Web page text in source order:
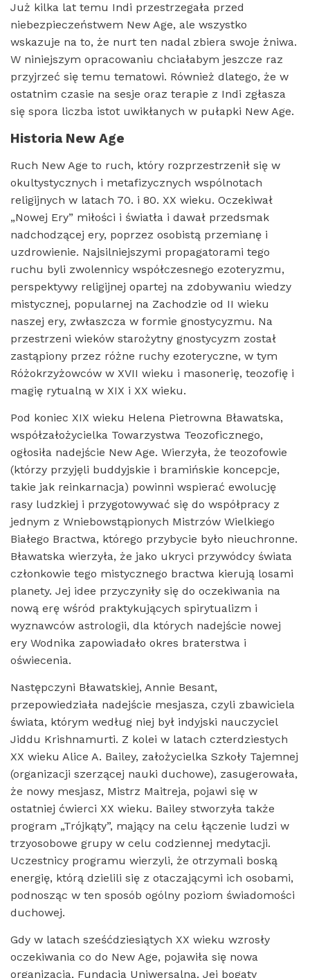
Już kilka lat temu Indi przestrzegała przed
niebezpieczeństwem New Age, ale wszystko
wskazuje na to, że nurt ten nadal zbiera swoje żniwa.
W niniejszym opracowaniu chciałabym jeszcze raz
przyjrzeć się temu tematowi. Również dlatego, że w
ostatnim czasie na sesje oraz terapie z Indi zgłasza
się spora liczba istot uwikłanych w pułapki New Age.
Historia New Age
Ruch New Age to ruch, który rozprzestrzenił się w
okultystycznych i metafizycznych wspólnotach
religijnych w latach 70. i 80. XX wieku. Oczekiwał
„Nowej Ery” miłości i światła i dawał przedsmak
nadchodzącej ery, poprzez osobistą przemianę i
uzdrowienie. Najsilniejszymi propagatorami tego
ruchu byli zwolennicy współczesnego ezoteryzmu,
perspektywy religijnej opartej na zdobywaniu wiedzy
mistycznej, popularnej na Zachodzie od II wieku
naszej ery, zwłaszcza w formie gnostycyzmu. Na
przestrzeni wieków starożytny gnostycyzm został
zastąpiony przez różne ruchy ezoteryczne, w tym
Różokrzyżowców w XVII wieku i masonerię, teozofię i
magię rytualną w XIX i XX wieku.
Pod koniec XIX wieku Helena Pietrowna Bławatska,
współzałożycielka Towarzystwa Teozoficznego,
ogłosiła nadejście New Age. Wierzyła, że ​​teozofowie
(którzy przyjęli buddyjskie i bramińskie koncepcje,
takie jak reinkarnacja) powinni wspierać ewolucję
rasy ludzkiej i przygotowywać się do współpracy z
jednym z Wniebowstąpionych Mistrzów Wielkiego
Białego Bractwa, którego przybycie było nieuchronne.
Bławatska wierzyła, że ​​jako ukryci przywódcy świata
członkowie tego mistycznego bractwa kierują losami
planety. Jej idee przyczyniły się do oczekiwania na
nową erę wśród praktykujących spirytualizm i
wyznawców astrologii, dla których nadejście nowej
ery Wodnika zapowiadało okres braterstwa i
oświecenia.
Następczyni Bławatskiej, Annie Besant,
przepowiedziała nadejście mesjasza, czyli zbawiciela
świata, którym według niej był indyjski nauczyciel
Jiddu Krishnamurti. Z kolei w latach czterdziestych
XX wieku Alice A. Bailey, założycielka Szkoły Tajemnej
(organizacji szerzącej nauki duchowe), zasugerowała,
że ​​nowy mesjasz, Mistrz Maitreja, pojawi się w
ostatniej ćwierci XX wieku. Bailey stworzyła także
program „Trójkąty”, mający na celu łączenie ludzi w
trzyosobowe grupy w celu codziennej medytacji.
Uczestnicy programu wierzyli, że otrzymali boską
energię, którą dzielili się z otaczającymi ich osobami,
podnosząc w ten sposób ogólny poziom świadomości
duchowej.
Gdy w latach sześćdziesiątych XX wieku wzrosły
oczekiwania co do New Age, pojawiła się nowa
organizacja, Fundacja Uniwersalna. Jej bogaty